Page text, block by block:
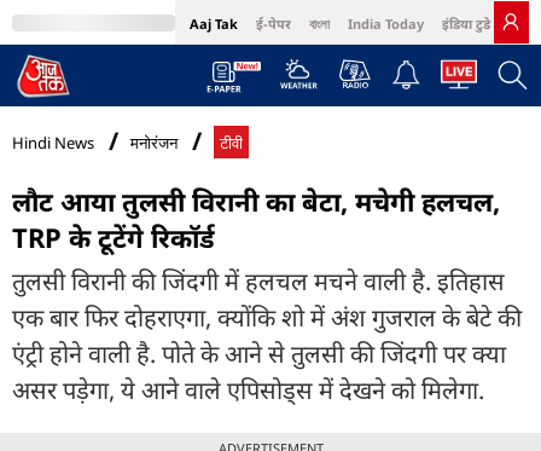
Aaj Tak ई-पेपर বাংলা India Today इंडिया टुडे हिंदी
MumbaiTak Cosmopolitan Harper's Bazaar Northeast
Hindi News मनोरंजन टीवी
लौट आया तुलसी विरानी का बेटा, मचेगी हलचल,
TRP के टूटेंगे रिकॉर्ड
तुलसी विरानी की जिंदगी में हलचल मचने वाली है. इतिहास
एक बार फिर दोहराएगा, क्योंकि शो में अंश गुजराल के बेटे की
एंट्री होने वाली है. पोते के आने से तुलसी की जिंदगी पर क्या
असर पड़ेगा, ये आने वाले एपिसोड्स में देखने को मिलेगा.